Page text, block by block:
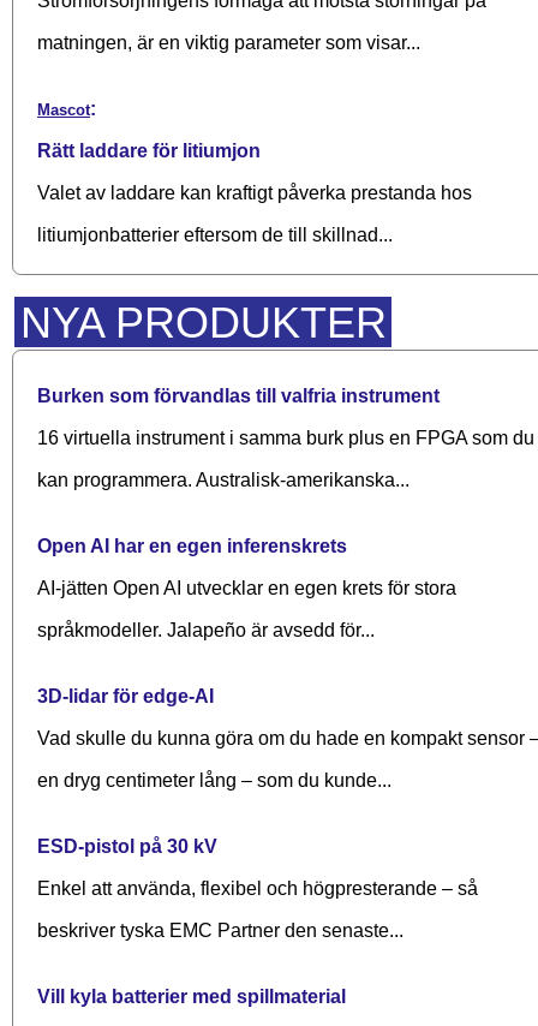
matningen, är en viktig parameter som visar...
Mascot:
Rätt laddare för litiumjon
Valet av laddare kan kraftigt påverka prestanda hos
litiumjonbatterier eftersom de till skillnad...
NYA PRODUKTER
Burken som förvandlas till valfria instrument
16 virtuella instrument i samma burk plus en FPGA som du
kan programmera. Australisk-amerikanska...
Open AI har en egen inferenskrets
AI-jätten Open AI utvecklar en egen krets för stora
språkmodeller. Jalapeño är avsedd för...
3D-lidar för edge-AI
Vad skulle du kunna göra om du hade en kompakt sensor
en dryg centimeter lång – som du kunde...
ESD-pistol på 30 kV
Enkel att använda, flexibel och högpresterande – så
beskriver tyska EMC Partner den senaste...
Vill kyla batterier med spillmaterial